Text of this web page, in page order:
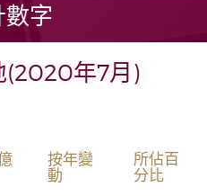
數字
(2020年7月)
按年變
動
所佔百
分比